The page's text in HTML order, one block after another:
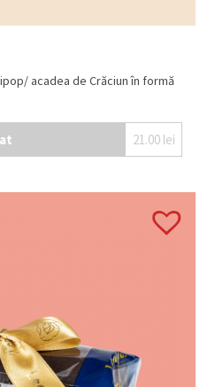
acadea de Crăciun în formă
21.00 lei